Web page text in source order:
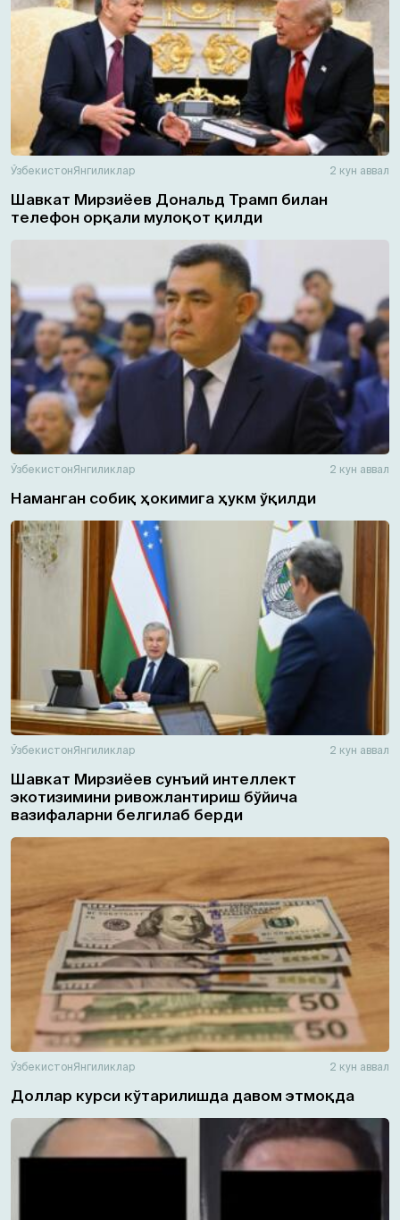
ЎзбекистонЯнгиликлар 2 кун аввал
Шавкат Мирзиёев Дональд Трамп билан
телефон орқали мулоқот қилди
ЎзбекистонЯнгиликлар 2 кун аввал
Наманган собиқ ҳокимига ҳукм ўқилди
ЎзбекистонЯнгиликлар 2 кун аввал
Шавкат Мирзиёев сунъий интеллект
экотизимини ривожлантириш бўйича
вазифаларни белгилаб берди
ЎзбекистонЯнгиликлар 2 кун аввал
Доллар курси кўтарилишда давом этмоқда